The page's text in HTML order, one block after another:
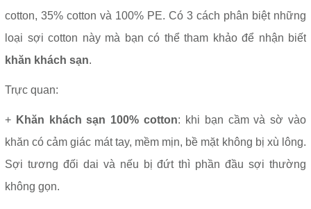
cotton, 35% cotton và 100% PE. Có 3 cách phân biệt những
loại sợi cotton này mà bạn có thể tham khảo để nhận biết
khăn khách sạn.
Trực quan:
+ Khăn khách sạn 100% cotton: khi bạn cầm và sờ vào
khăn có cảm giác mát tay, mềm mịn, bề mặt không bị xù lông.
Sợi tương đối dai và nếu bị đứt thì phần đầu sợi thường
không gọn.